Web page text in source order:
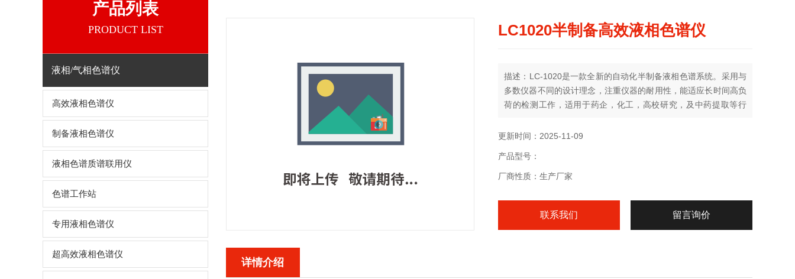
产品列表
PRODUCT LIST
液相/气相色谱仪
高效液相色谱仪
制备液相色谱仪
液相色谱质谱联用仪
色谱工作站
专用液相色谱仪
超高效液相色谱仪
LC1020半制备高效液相色谱仪
描述：LC-1020是一款全新的自动化半制备液相色谱系统。采用与
多数仪器不同的设计理念，注重仪器的耐用性，能适应长时间高负
荷的检测工作，适用于药企，化工，高校研究，及中药提取等行
更新时间：2025-11-09
产品型号：
厂商性质：生产厂家
联系我们 留言询价
详情介绍